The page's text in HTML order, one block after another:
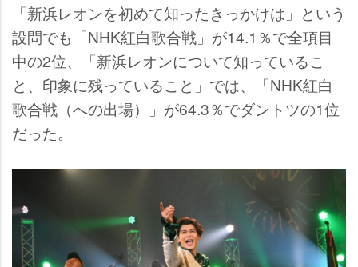
「新浜レオンを初めて知ったきっかけは」という
設問でも「NHK紅白歌合戦」が14.1％で全項目
中の2位、「新浜レオンについて知っているこ
と、印象に残っていること」では、「NHK紅白
歌合戦（への出場）」が64.3％でダントツの1位
だった。